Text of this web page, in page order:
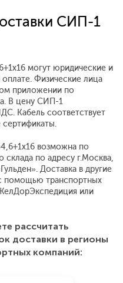
СИП-1
могут юридические и
Физические лица
приложении по
В цену СИП-1
Кабель соответствует
возможна по
по адресу г.Москва,
Доставка в другие
помощью транспортных
или
рассчитать
доставки в регионы
компаний: